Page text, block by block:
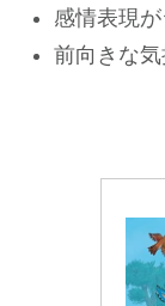
感情表現
前向きな